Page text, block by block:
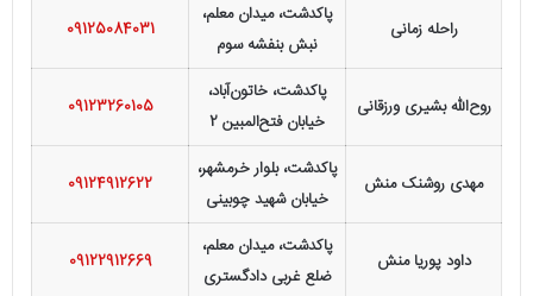
راحله زمانی
پاکدشت، میدان معلم،
نبش بنفشه سوم
09125084031
روح‌الله بشیری ورزقانی
پاکدشت، خاتون‌آباد،
خیابان فتح‌المبین 2
09123260105
مهدی روشنک منش
پاکدشت، بلوار خرمشهر،
خیابان شهید چوبینی
09124912622
داود پوریا منش
پاکدشت، میدان معلم،
ضلع غربی دادگستری
09122912669